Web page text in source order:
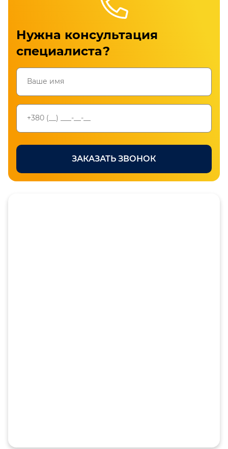
Нужна консультация
специалиста?
ЗАКАЗАТЬ ЗВОНОК